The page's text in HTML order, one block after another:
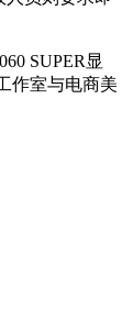
SUPER显
作室与电商美